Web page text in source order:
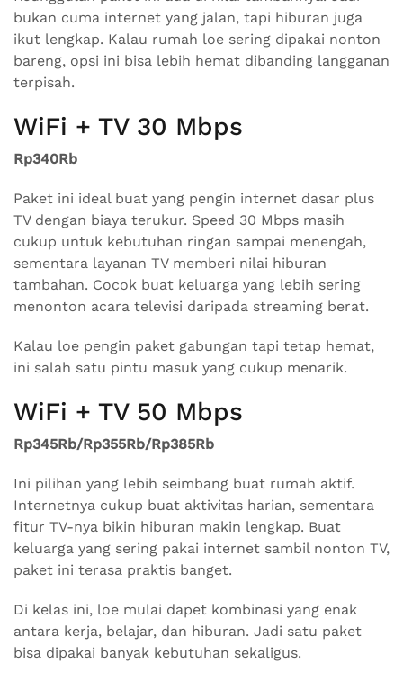
bukan cuma internet yang jalan, tapi hiburan juga
ikut lengkap. Kalau rumah loe sering dipakai nonton
bareng, opsi ini bisa lebih hemat dibanding langganan
terpisah.
WiFi + TV 30 Mbps
Rp340Rb
Paket ini ideal buat yang pengin internet dasar plus
TV dengan biaya terukur. Speed 30 Mbps masih
cukup untuk kebutuhan ringan sampai menengah,
sementara layanan TV memberi nilai hiburan
tambahan. Cocok buat keluarga yang lebih sering
menonton acara televisi daripada streaming berat.
Kalau loe pengin paket gabungan tapi tetap hemat,
ini salah satu pintu masuk yang cukup menarik.
WiFi + TV 50 Mbps
Rp345Rb/Rp355Rb/Rp385Rb
Ini pilihan yang lebih seimbang buat rumah aktif.
Internetnya cukup buat aktivitas harian, sementara
fitur TV-nya bikin hiburan makin lengkap. Buat
keluarga yang sering pakai internet sambil nonton TV,
paket ini terasa praktis banget.
Di kelas ini, loe mulai dapet kombinasi yang enak
antara kerja, belajar, dan hiburan. Jadi satu paket
bisa dipakai banyak kebutuhan sekaligus.